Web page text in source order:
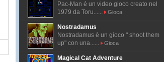
Pac-Man é un video gioco creato nel
1979 da Toru......
Gioca
Nostradamus
Nostradamus è un gioco " shoot them
up" con una......
Gioca
Magical Cat Adventure